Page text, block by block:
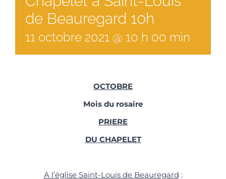
de Beauregard 10h
11 octobre 2021 @ 10 h 00 min
OCTOBRE
Mois du rosaire
PRIERE
DU CHAPELET
A l’église Saint-Louis de Beauregard :